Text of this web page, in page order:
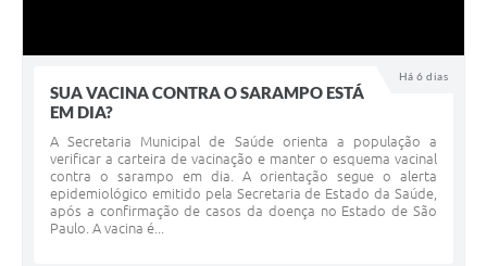
Há 6 dias
SUA VACINA CONTRA O SARAMPO ESTÁ
EM DIA?
A Secretaria Municipal de Saúde orienta a população a
verificar a carteira de vacinação e manter o esquema vacinal
contra o sarampo em dia. A orientação segue o alerta
epidemiológico emitido pela Secretaria de Estado da Saúde,
após a confirmação de casos da doença no Estado de São
Paulo. A vacina é...